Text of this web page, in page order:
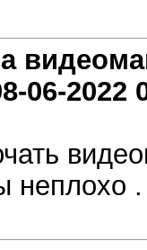
06-2022
неплохо .